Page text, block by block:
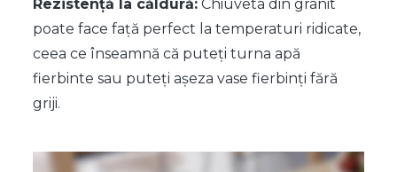
Rezistență la căldură: Chiuveta din granit
poate face față perfect la temperaturi ridicate,
ceea ce înseamnă că puteți turna apă
fierbinte sau puteți așeza vase fierbinți fără
griji.